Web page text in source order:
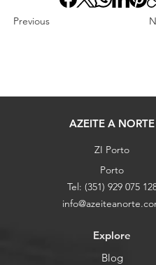
Previous
AZEITE A NORTE
ZI Porto
Porto
Tel: (351) 929 075
Explore
Blog